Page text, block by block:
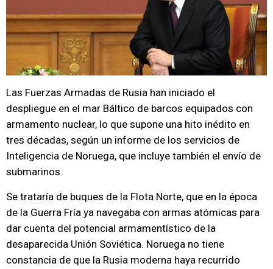
Las Fuerzas Armadas de Rusia han iniciado el
despliegue en el mar Báltico de barcos equipados con
armamento nuclear, lo que supone una hito inédito en
tres décadas, según un informe de los servicios de
Inteligencia de Noruega, que incluye también el envío de
submarinos.
Se trataría de buques de la Flota Norte, que en la época
de la Guerra Fría ya navegaba con armas atómicas para
dar cuenta del potencial armamentístico de la
desaparecida Unión Soviética. Noruega no tiene
constancia de que la Rusia moderna haya recurrido